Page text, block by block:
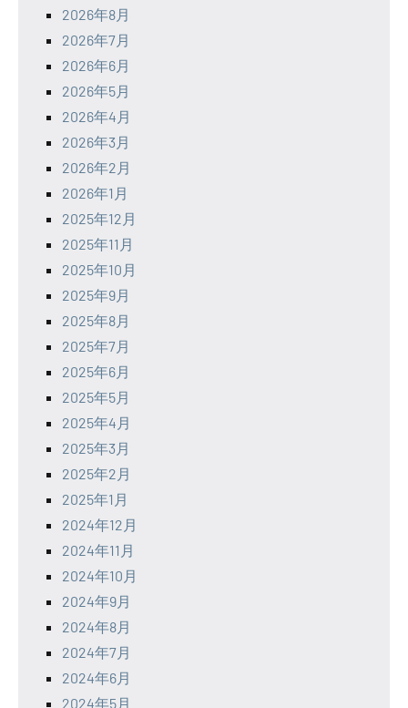
2026年8月
2026年7月
2026年6月
2026年5月
2026年4月
2026年3月
2026年2月
2026年1月
2025年12月
2025年11月
2025年10月
2025年9月
2025年8月
2025年7月
2025年6月
2025年5月
2025年4月
2025年3月
2025年2月
2025年1月
2024年12月
2024年11月
2024年10月
2024年9月
2024年8月
2024年7月
2024年6月
2024年5月